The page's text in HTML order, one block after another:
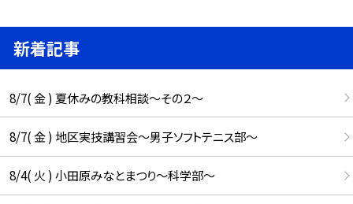
新着記事
8/7( 金 ) 夏休みの教科相談～その２～
8/7( 金 ) 地区実技講習会～男子ソフトテニス部～
8/4( 火 ) 小田原みなとまつり～科学部～